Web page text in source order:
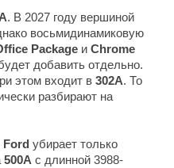
. В 2027 году вершиной
восьмидинамиковую
Package и Chrome
добавить отдельно.
этом входит в 302A. То
разбирают на
Ford убирает только
500A с длинной 3988-